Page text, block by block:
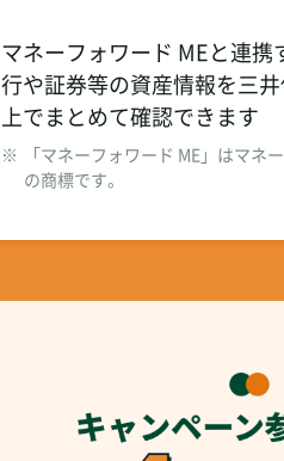
マネーフォワード MEと連
行や証券等の資産情報を三
上でまとめて確認できます
※
「マネーフォワード ME」はマネ
の商標です。